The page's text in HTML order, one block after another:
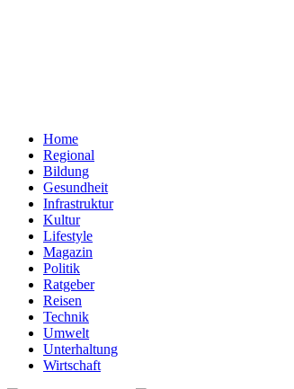
Home
Regional
Bildung
Gesundheit
Infrastruktur
Kultur
Lifestyle
Magazin
Politik
Ratgeber
Reisen
Technik
Umwelt
Unterhaltung
Wirtschaft